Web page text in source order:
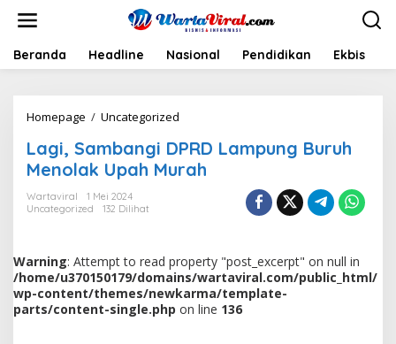
t
Beranda Headline Nasional Pendidikan Ekbis
Homepage / Uncategorized
g
i
,
a
n
g
i
Lagi, Sambangi DPRD Lampung Buruh
Menolak Upah Murah
Wartaviral
1 Mei 2024
Uncategorized
132 Dilihat
Warning: Attempt to read property "post_excerpt" on null in
/home/u370150179/domains/wartaviral.com/public_html/
wp-content/themes/newkarma/template-
parts/content-single.php on line 136